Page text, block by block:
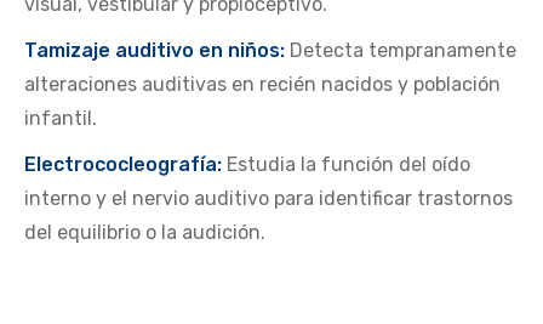
Tamizaje auditivo en niños: Detecta tempranamente
alteraciones auditivas en recién nacidos y población
infantil.
Electrococleografía: Estudia la función del oído
interno y el nervio auditivo para identificar trastornos
del equilibrio o la audición.